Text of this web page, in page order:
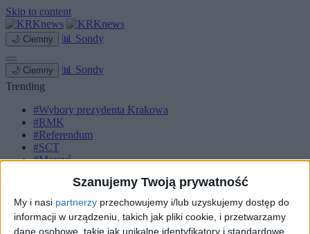
Szanujemy Twoją prywatność
My i nasi partnerzy przechowujemy i/lub uzyskujemy dostęp do
informacji w urządzeniu, takich jak pliki cookie, i przetwarzamy
dane osobowe, takie jak unikalne identyfikatory i standardowe
Skip to content
🌙 Ciemny 📊 Sondy
🌙 Ciemny 📊 Sondy
Trending
#Wybory prezydenta Krakowa
#RMK
#Referendum
#SCT
#Marcyś
Strona główna
Komunikacja
Zieleń